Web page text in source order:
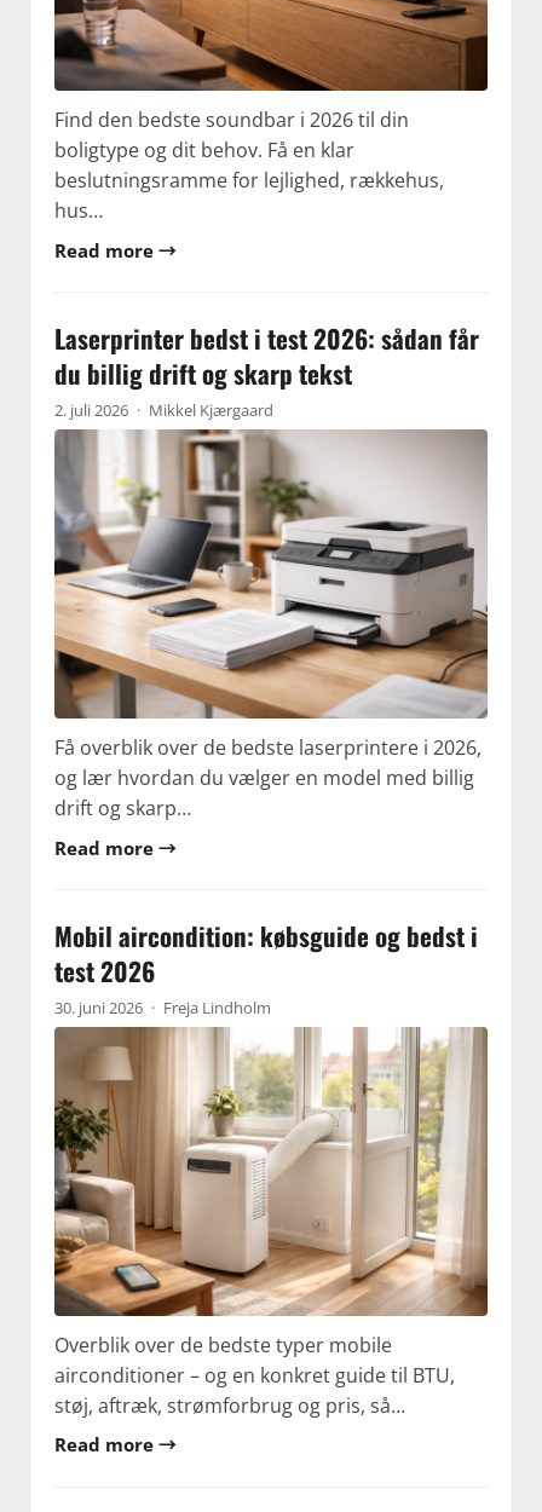
Find den bedste soundbar i 2026 til din
boligtype og dit behov. Få en klar
beslutningsramme for lejlighed, rækkehus,
hus…
Read more →
Laserprinter bedst i test 2026: sådan får
du billig drift og skarp tekst
2. juli 2026 · Mikkel Kjærgaard
Få overblik over de bedste laserprintere i 2026,
og lær hvordan du vælger en model med billig
drift og skarp…
Read more →
Mobil aircondition: købsguide og bedst i
test 2026
30. juni 2026 · Freja Lindholm
Overblik over de bedste typer mobile
airconditioner – og en konkret guide til BTU,
støj, aftræk, strømforbrug og pris, så…
Read more →